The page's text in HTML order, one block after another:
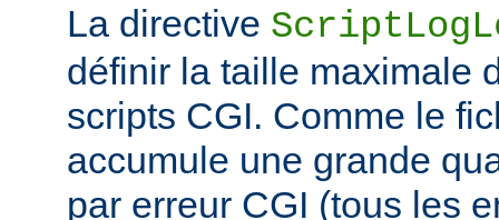
La directive
définir la taille maximale
scripts CGI. Comme le
accumule une grande
par erreur CGI (tous les